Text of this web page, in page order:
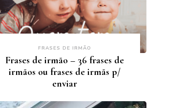
FRASES DE IRMÃO
Frases de irmão – 36 frases de
irmãos ou frases de irmãs p/
enviar